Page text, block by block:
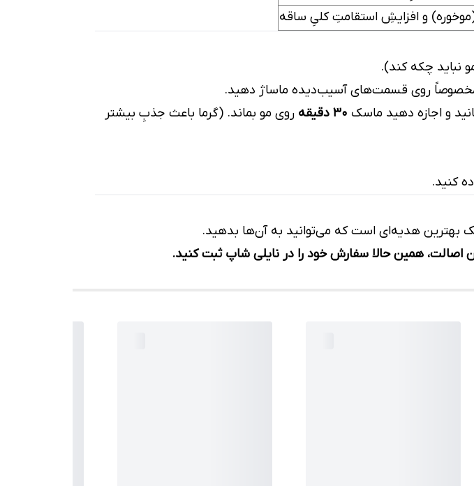
و افزایشِ استقامتِ کلیِ ساقه
نباید چکه کند).
مخصوصاً روی قسمت‌های آسیب‌دیده ماساژ دهید.
و اجازه دهید ماسک ۳۰ دقیقه
روی مو بماند. (گرما باعث جذبِ بیشتر
کنید.
بهترین هدیه‌ای است که می‌توانید به آن‌ها بدهید.
همین حالا سفارش خود را در نایلی شاپ ثبت کنید.